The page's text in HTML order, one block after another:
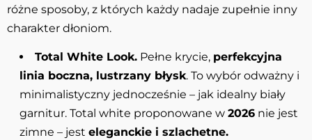
różne sposoby, z których każdy nadaje zupełnie inny
charakter dłoniom.
Total White Look. Pełne krycie, perfekcyjna
linia boczna, lustrzany błysk. To wybór odważny i
minimalistyczny jednocześnie – jak idealny biały
garnitur. Total white proponowane w 2026 nie jest
zimne – jest eleganckie i szlachetne.